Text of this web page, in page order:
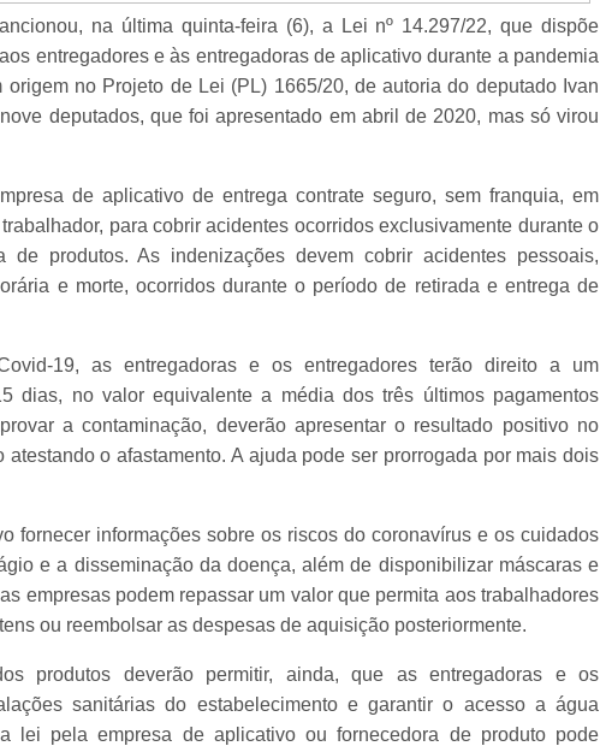
na última quinta-feira (6), a Lei nº 14.297/22, que dispõe
entregadores e às entregadoras de aplicativo durante a pandemia
no Projeto de Lei (PL) 1665/20, de autoria do deputado Ivan
deputados, que foi apresentado em abril de 2020, mas só virou
de aplicativo de entrega contrate seguro, sem franquia, em
para cobrir acidentes ocorridos exclusivamente durante o
de produtos. As indenizações devem cobrir acidentes pessoais,
e morte, ocorridos durante o período de retirada e entrega de
19, as entregadoras e os entregadores terão direito a um
dias, no valor equivalente a média dos três últimos pagamentos
a contaminação, deverão apresentar o resultado positivo no
o afastamento. A ajuda pode ser prorrogada por mais dois
fornecer informações sobre os riscos do coronavírus e os cuidados
e a disseminação da doença, além de disponibilizar máscaras e
empresas podem repassar um valor que permita aos trabalhadores
ou reembolsar as despesas de aquisição posteriormente.
produtos deverão permitir, ainda, que as entregadoras e os
sanitárias do estabelecimento e garantir o acesso a água
lei pela empresa de aplicativo ou fornecedora de produto pode